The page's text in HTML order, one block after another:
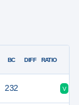
BC DIFF RATIO
232 V